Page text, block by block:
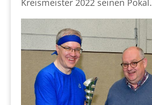
Kreismeister 2022 seinen Pokal.